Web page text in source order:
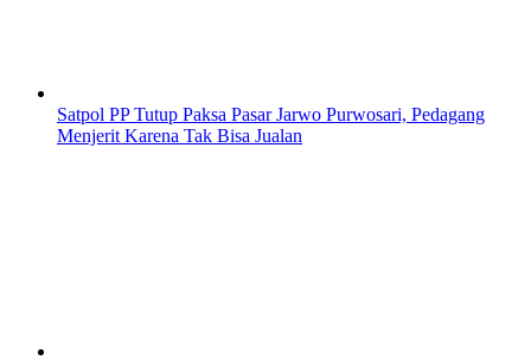
Satpol PP Tutup Paksa Pasar Jarwo Purwosari, Pedagang
Menjerit Karena Tak Bisa Jualan